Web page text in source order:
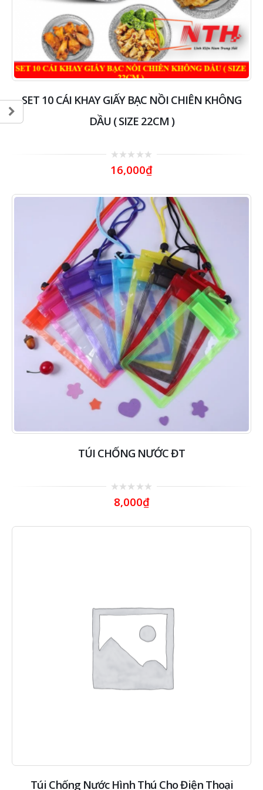
SET 10 CÁI KHAY GIẤY BẠC NỒI CHIÊN KHÔNG
DẦU ( SIZE 22CM )
out
16,000₫
TÚI CHỐNG NƯỚC ĐT
out8,000₫
Túi Chống Nước Hình Thú Cho Điện Thoại